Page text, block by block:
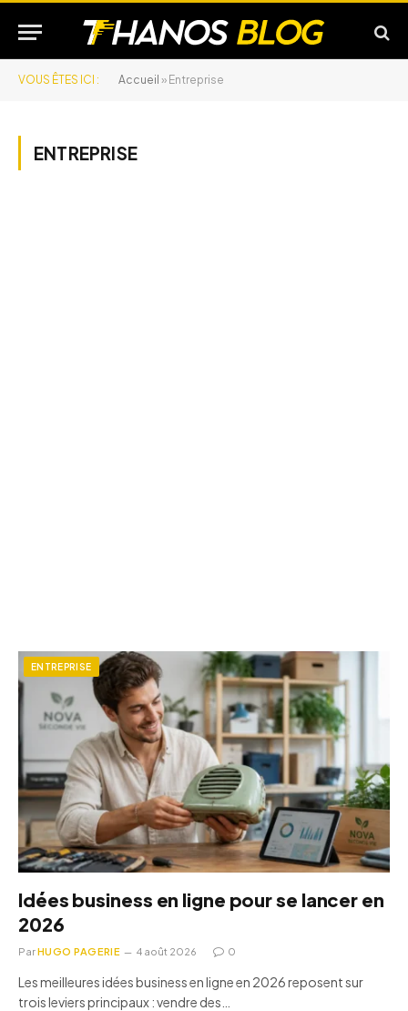
VOUS ÊTES ICI : Accueil » Entreprise
ENTREPRISE
ENTREPRISE
Idées business en ligne pour se lancer en
2026
ParHUGO PAGERIE 4 août 2026 0
Les meilleures idées business en ligne en 2026 reposent sur
trois leviers principaux : vendre des…